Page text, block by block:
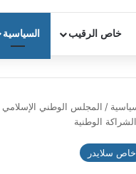
خاص الرقيب السياسية
/ المجلس الوطني
الوطنية
خاص سلايدر